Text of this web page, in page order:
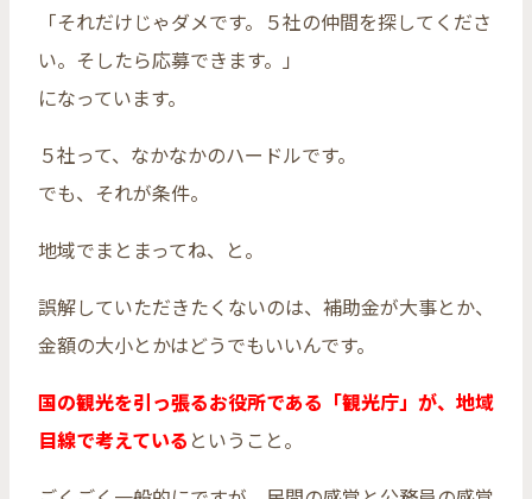
「それだけじゃダメです。５社の仲間を探してくださ
い。そしたら応募できます。」
になっています。
５社って、なかなかのハードルです。
でも、それが条件。
地域でまとまってね、と。
誤解していただきたくないのは、補助金が大事とか、
金額の大小とかはどうでもいいんです。
国の観光を引っ張るお役所である「観光庁」が、地域
目線で考えている ということ。